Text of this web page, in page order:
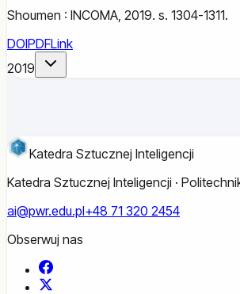
Shoumen : INCOMA, 2019. s. 1304-1311.
DOIPDFLink
2019
Katedra Sztucznej Inteligencji
Katedra Sztucznej Inteligencji ·
ai@pwr.edu.pl+48 71 320 2454
Obserwuj nas
Facebook